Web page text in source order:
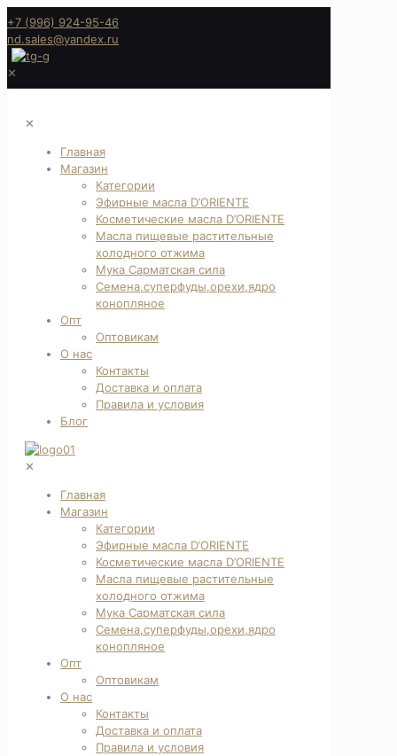
+7 (996) 924-95-46
nd.sales@yandex.ru
✕
✕
Главная
Магазин
Категории
Эфирные масла D’ORIENTE
Косметические масла D’ORIENTE
Масла пищевые растительные
холодного отжима
Мука Сарматская сила
Семена,суперфуды,орехи,ядро
конопляное
Опт
Оптовикам
О нас
Контакты
Доставка и оплата
Правила и условия
Блог
✕
Главная
Магазин
Категории
Эфирные масла D’ORIENTE
Косметические масла D’ORIENTE
Масла пищевые растительные
холодного отжима
Мука Сарматская сила
Семена,суперфуды,орехи,ядро
конопляное
Опт
Оптовикам
О нас
Контакты
Доставка и оплата
Правила и условия